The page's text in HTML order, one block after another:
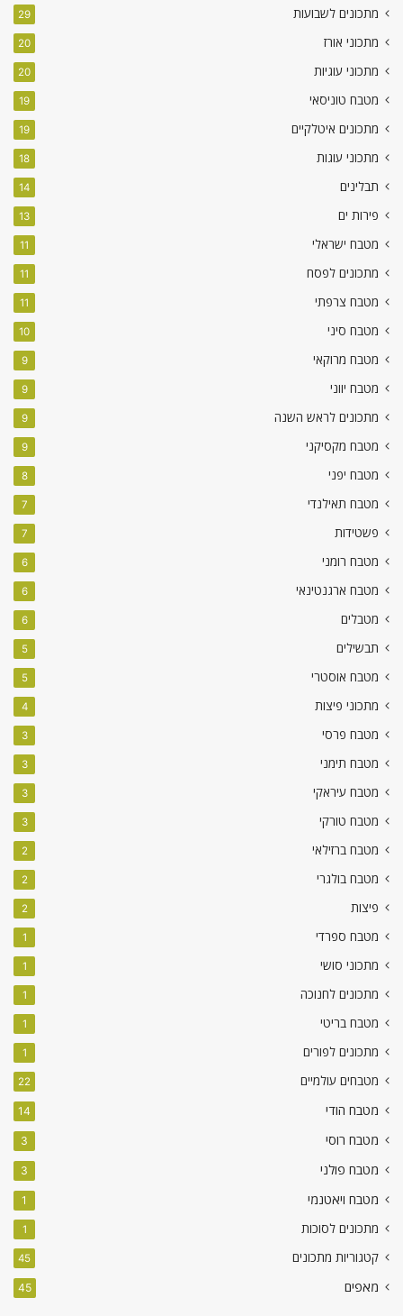
מתכונים לשבועות 29
מתכוני אורז 20
מתכוני עוגיות 20
מטבח טוניסאי 19
מתכונים איטלקיים 19
מתכוני עוגות 18
תבלינים 14
פירות ים 13
מטבח ישראלי 11
מתכונים לפסח 11
מטבח צרפתי 11
מטבח סיני 10
מטבח מרוקאי 9
מטבח יווני 9
מתכונים לראש השנה 9
מטבח מקסיקני 9
מטבח יפני 8
מטבח תאילנדי 7
פשטידות 7
מטבח רומני 6
מטבח ארגנטינאי 6
מטבלים 6
תבשילים 5
מטבח אוסטרי 5
מתכוני פיצות 4
מטבח פרסי 3
מטבח תימני 3
מטבח עיראקי 3
מטבח טורקי 3
מטבח ברזילאי 2
מטבח בולגרי 2
פיצות 2
מטבח ספרדי 1
מתכוני סושי 1
מתכונים לחנוכה 1
מטבח בריטי 1
מתכונים לפורים 1
מטבחים עולמיים 22
מטבח הודי 14
מטבח רוסי 3
מטבח פולני 3
מטבח ויאטנמי 1
מתכונים לסוכות 1
קטגוריות מתכונים 45
מאפים 45